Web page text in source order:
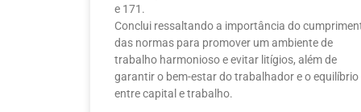
e 171.
Conclui ressaltando a importância do
das normas para promover um ambiente de
trabalho harmonioso e evitar litígios, além de
garantir o bem-estar do trabalhador e o equilíbrio
entre capital e trabalho.